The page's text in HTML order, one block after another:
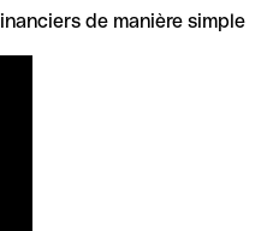
de manière simple